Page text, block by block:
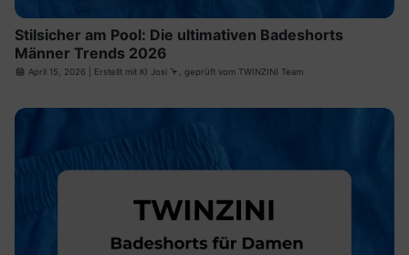
Stilsicher am Pool: Die ultimativen Badeshorts
Männer Trends 2026
April 15, 2026 | Erstellt mit KI Josi 🦩, geprüft vom TWINZINI Team